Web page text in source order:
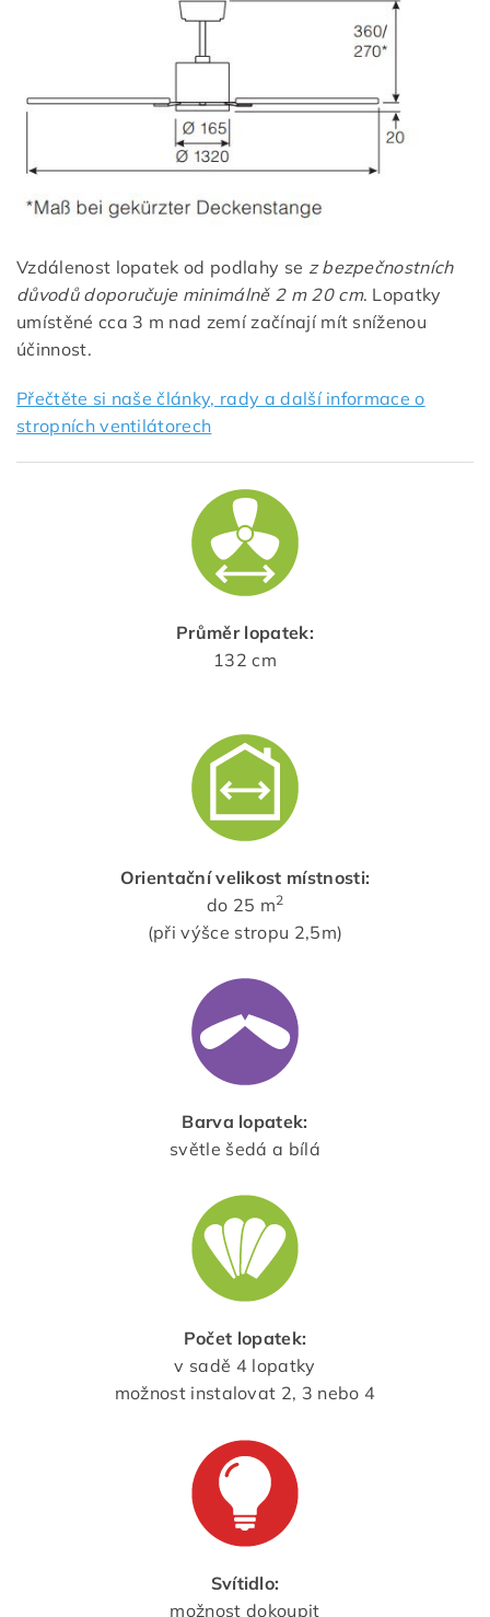
Vzdálenost lopatek od podlahy se z bezpečnostních
důvodů doporučuje minimálně 2 m 20 cm. Lopatky
umístěné cca 3 m nad zemí začínají mít sníženou
účinnost.
Přečtěte si naše články, rady a další informace o
stropních ventilátorech
Průměr lopatek:
132 cm
Orientační velikost místnosti:
do 25 m2
(při výšce stropu 2,5m)
Barva lopatek:
světle šedá a bílá
Počet lopatek:
v sadě 4 lopatky
možnost instalovat 2, 3 nebo 4
Svítidlo:
možnost dokoupit